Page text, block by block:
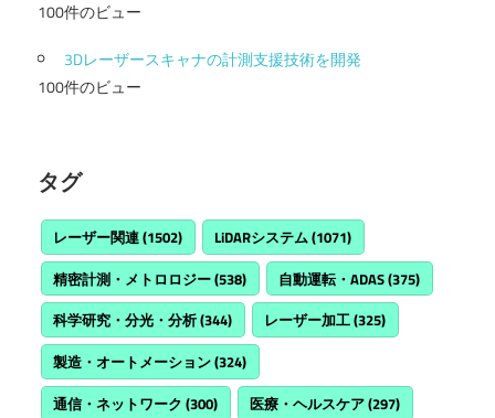
100件のビュー
3Dレーザースキャナの計測支援技術を開発
100件のビュー
タグ
レーザー関連(1502) LiDARシステム(1071)
精密計測・メトロロジー(538) 自動運転・ADAS(375)
科学研究・分光・分析(344) レーザー加工(325)
製造・オートメーション(324)
通信・ネットワーク (300) 医療・ヘルスケア(297)